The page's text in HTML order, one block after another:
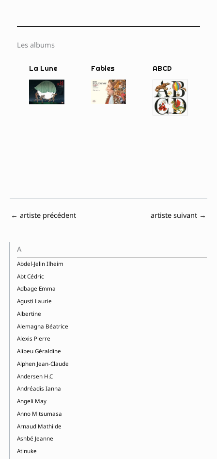
Les albums
La Lune Fables ABCD
← artiste précédent artiste suivant →
A
Abdel-Jelin Ilheim
Abt Cédric
Adbage Emma
Agusti Laurie
Albertine
Alemagna Béatrice
Alexis Pierre
Alibeu Géraldine
Alphen Jean-Claude
Andersen H.C
Andréadis Ianna
Angeli May
Anno Mitsumasa
Arnaud Mathilde
Ashbé Jeanne
Atinuke